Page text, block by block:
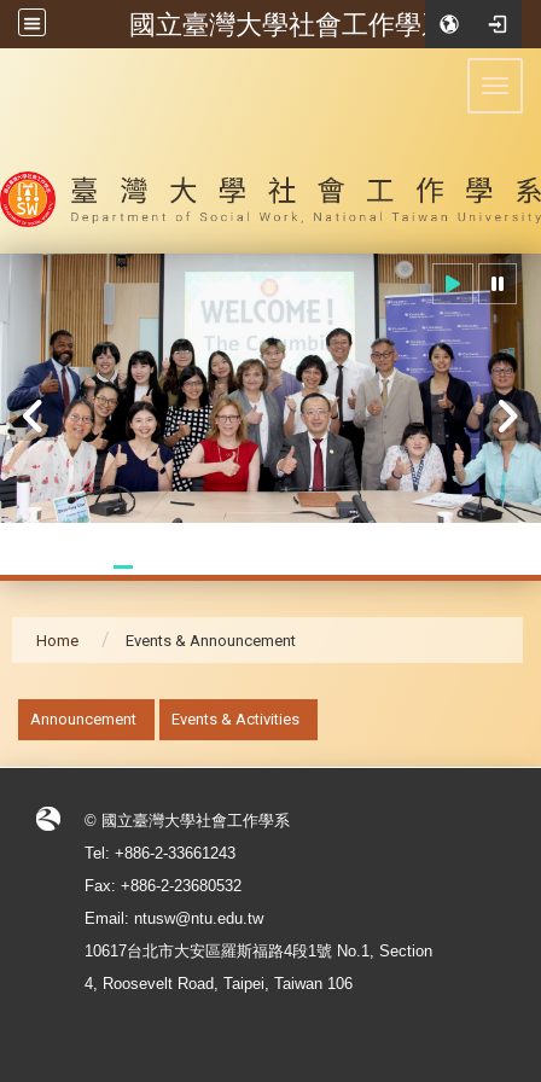
國立臺灣大學社會工作學系
:::
Home Events & Announcement
Announcement Events & Activities
© 國立臺灣大學社會工作學系
Tel: +886-2-33661243
Fax: +886-2-23680532
Email: ntusw@ntu.edu.tw
10617台北市大安區羅斯福路4段1號 No.1, Section
4, Roosevelt Road, Taipei, Taiwan 106